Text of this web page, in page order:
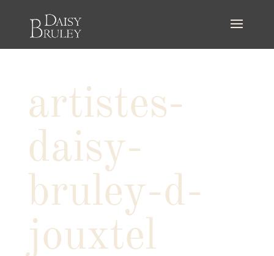
artistes-
daisy-
bruley-d-
jouxtel